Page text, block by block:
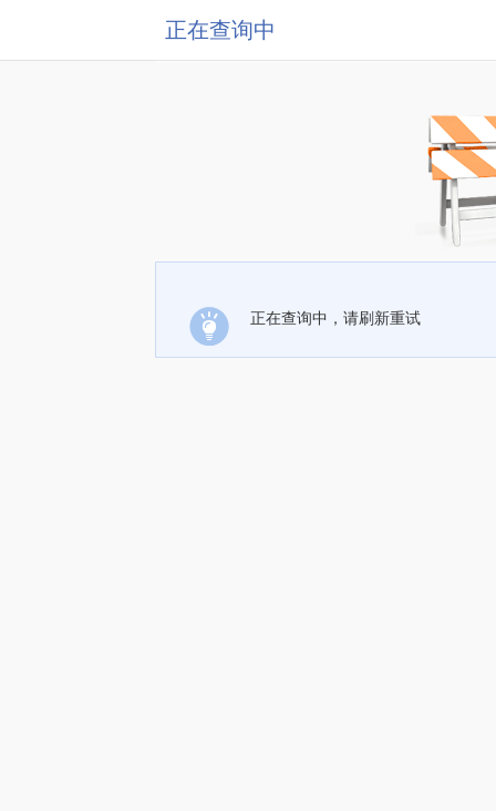
正在查询中
正在查询中，请刷新重试